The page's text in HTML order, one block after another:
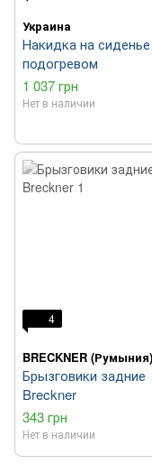
Украина
Накидка на
подогревом
1 037 грн
Нет в наличии
4
BRECKNER (Румыния)
Брызговики задние
Breckner
343 грн
Нет в наличии